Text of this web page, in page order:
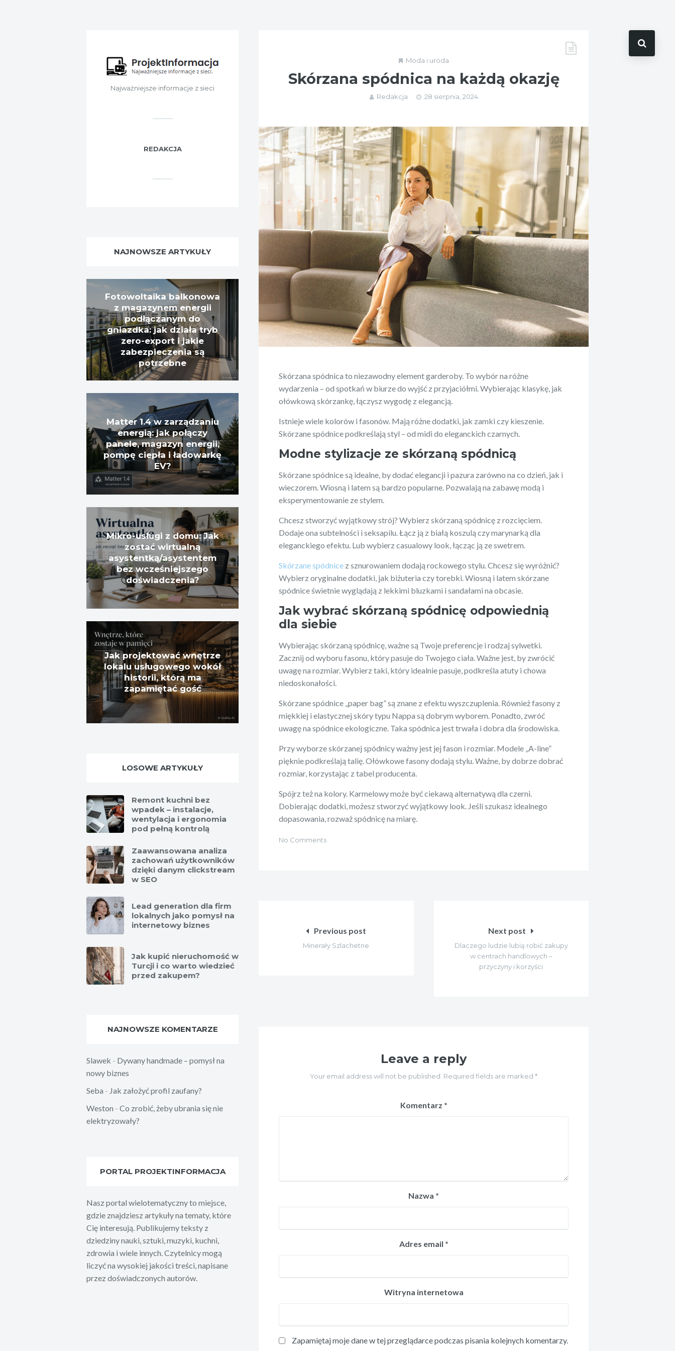
Moda i uroda
Skórzana spódnica na każdą okazję
Redakcja 28 sierpnia, 2024
Skórzana spódnica to niezawodny element garderoby. To wybór na różne
wydarzenia – od spotkań w biurze do wyjść z przyjaciółmi. Wybierając klasykę, jak
ołówkową skórzankę, łączysz wygodę z elegancją.
Istnieje wiele kolorów i fasonów. Mają różne dodatki, jak zamki czy kieszenie.
Skórzane spódnice podkreślają styl – od midi do eleganckich czarnych.
Modne stylizacje ze skórzaną spódnicą
Skórzane spódnice są idealne, by dodać elegancji i pazura zarówno na co dzień, jak i
wieczorem. Wiosną i latem są bardzo popularne. Pozwalają na zabawę modą i
eksperymentowanie ze stylem.
Chcesz stworzyć wyjątkowy strój? Wybierz skórzaną spódnicę z rozcięciem.
Dodaje ona subtelności i seksapilu. Łącz ją z białą koszulą czy marynarką dla
eleganckiego efektu. Lub wybierz casualowy look, łącząc ją ze swetrem.
Skórzane spódnice z sznurowaniem dodają rockowego stylu. Chcesz się wyróżnić?
Wybierz oryginalne dodatki, jak biżuteria czy torebki. Wiosną i latem skórzane
spódnice świetnie wyglądają z lekkimi bluzkami i sandałami na obcasie.
Jak wybrać skórzaną spódnicę odpowiednią
dla siebie
Wybierając skórzaną spódnicę, ważne są Twoje preferencje i rodzaj sylwetki.
Zacznij od wyboru fasonu, który pasuje do Twojego ciała. Ważne jest, by zwrócić
uwagę na rozmiar. Wybierz taki, który idealnie pasuje, podkreśla atuty i chowa
niedoskonałości.
Skórzane spódnice „paper bag” są znane z efektu wyszczuplenia. Również fasony z
miękkiej i elastycznej skóry typu Nappa są dobrym wyborem. Ponadto, zwróć
uwagę na spódnice ekologiczne. Taka spódnica jest trwała i dobra dla środowiska.
Przy wyborze skórzanej spódnicy ważny jest jej fason i rozmiar. Modele „A-line”
pięknie podkreślają talię. Ołówkowe fasony dodają stylu. Ważne, by dobrze dobrać
rozmiar, korzystając z tabel producenta.
Spójrz też na kolory. Karmelowy może być ciekawą alternatywą dla czerni.
Dobierając dodatki, możesz stworzyć wyjątkowy look. Jeśli szukasz idealnego
dopasowania, rozważ spódnicę na miarę.
No Comments
Previous post
Minerały Szlachetne
Next post
Dlaczego ludzie lubią robić zakupy
w centrach handlowych –
przyczyny i korzyści
Leave a reply
Your email address will not be published. Required fields are marked *
Komentarz *
Nazwa *
Adres email *
Witryna internetowa
Zapamiętaj moje dane w tej przeglądarce podczas pisania kolejnych komentarzy.
Najważniejsze informacje z sieci
REDAKCJA
NAJNOWSZE ARTYKUŁY
Fotowoltaika balkonowa
z magazynem energii
podłączanym do
gniazdka: jak działa tryb
zero-export i jakie
zabezpieczenia są
potrzebne
Matter 1.4 w zarządzaniu
energią: jak połączy
panele, magazyn energii,
pompę ciepła i ładowarkę
EV?
Mikro-usługi z domu: Jak
zostać wirtualną
asystentką/asystentem
bez wcześniejszego
doświadczenia?
Jak projektować wnętrze
lokalu usługowego wokół
historii, którą ma
zapamiętać gość
LOSOWE ARTYKUŁY
Remont kuchni bez
wpadek – instalacje,
wentylacja i ergonomia
pod pełną kontrolą
Zaawansowana analiza
zachowań użytkowników
dzięki danym clickstream
w SEO
Lead generation dla firm
lokalnych jako pomysł na
internetowy biznes
Jak kupić nieruchomość w
Turcji i co warto wiedzieć
przed zakupem?
NAJNOWSZE KOMENTARZE
Slawek - Dywany handmade – pomysł na
nowy biznes
Seba - Jak założyć profil zaufany?
Weston - Co zrobić, żeby ubrania się nie
elektryzowały?
PORTAL PROJEKTINFORMACJA
Nasz portal wielotematyczny to miejsce,
gdzie znajdziesz artykuły na tematy, które
Cię interesują. Publikujemy teksty z
dziedziny nauki, sztuki, muzyki, kuchni,
zdrowia i wiele innych. Czytelnicy mogą
liczyć na wysokiej jakości treści, napisane
przez doświadczonych autorów.